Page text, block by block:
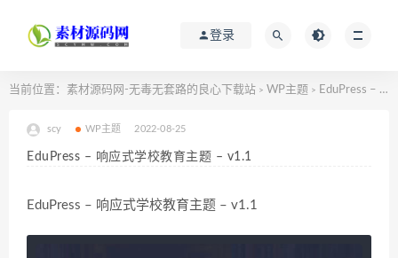
登录
当前位置： 素材源码网-无毒无套路的良心下载站 > WP主题 > EduPress – 响应式学校教育主题 – v1.1
scy WP主题 2022-08-25
EduPress – 响应式学校教育主题 – v1.1
EduPress – 响应式学校教育主题 – v1.1